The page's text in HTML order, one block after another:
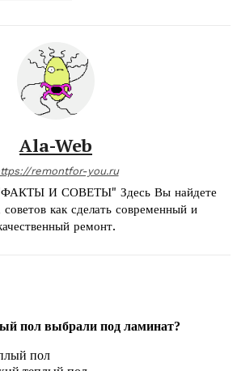
Ala-Web
remontfor-you.ru
И СОВЕТЫ" Здесь Вы найдете
как сделать современный и
ремонт.
пол выбрали под ламинат?
пол